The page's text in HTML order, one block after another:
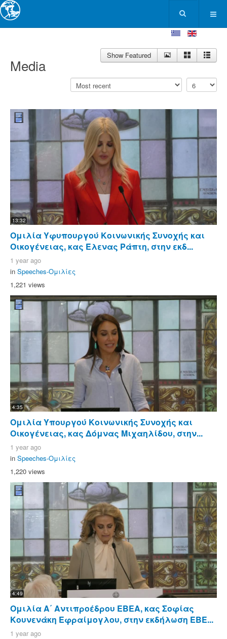
Media
Show Featured
13:32
Ομιλία Υφυπουργού Κοινωνικής Συνοχής και
Οικογένειας, κας Έλενας Ράπτη, στην εκδ...
1 year ago
in Speeches-Ομιλίες
1,221 views
4:35
Ομιλία Υπουργού Κοινωνικής Συνοχής και
Οικογένειας, κας Δόμνας Μιχαηλίδου, στην...
1 year ago
in Speeches-Ομιλίες
1,220 views
4:49
Ομιλία Α΄ Αντιπροέδρου ΕΒΕΑ, κας Σοφίας
Κουνενάκη Εφραίμογλου, στην εκδήλωση ΕΒΕ...
1 year ago